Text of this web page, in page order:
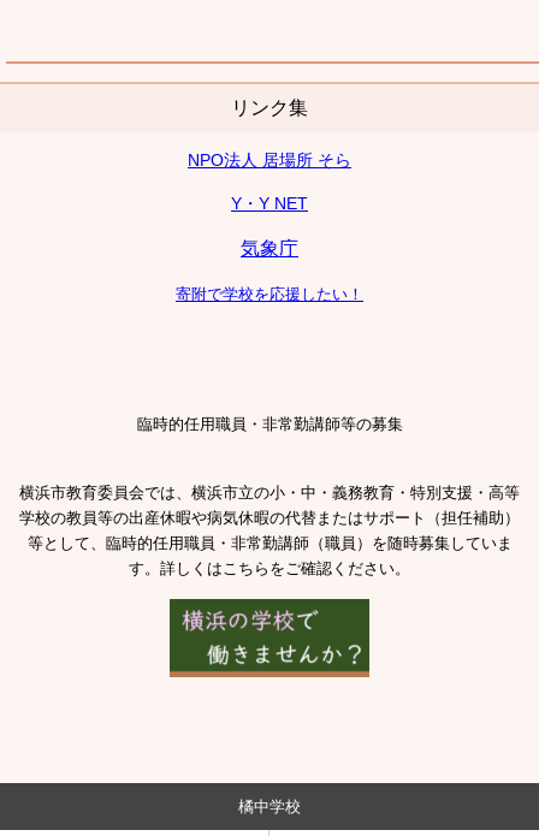
リンク集
NPO法人 居場所 そら
Y・Y NET
気象庁
寄附で学校を応援したい！
臨時的任用職員・非常勤講師等の募集
横浜市教育委員会では、横浜市立の小・中・義務教育・特別支援・高等
学校の教員等の出産休暇や病気休暇の代替またはサポート（担任補助）
等として、臨時的任用職員・非常勤講師（職員）を随時募集していま
す。詳しくはこちらをご確認ください。
橘中学校